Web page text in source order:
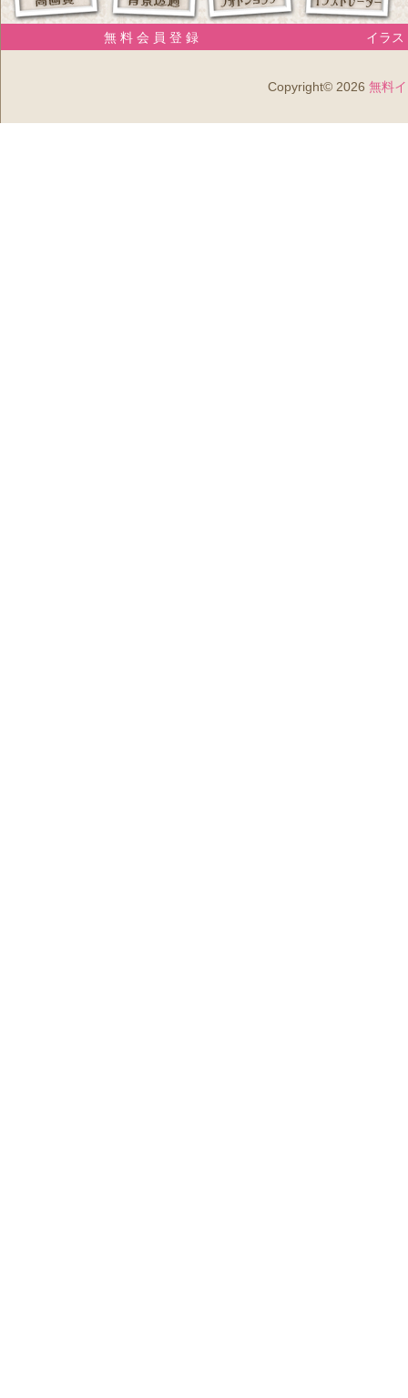
無 料 会 員 登 録 イラス
Copyright© 2026 無料